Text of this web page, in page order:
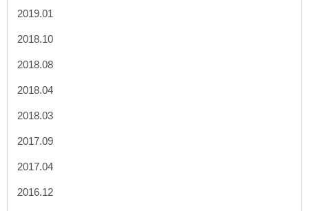
2019.01
2018.10
2018.08
2018.04
2018.03
2017.09
2017.04
2016.12